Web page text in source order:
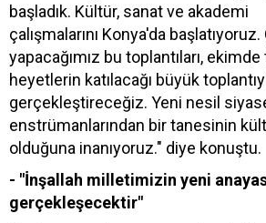
başladık. Kültür, sanat ve akademi
çalışmalarını Konya'da
yapacağımız bu toplantıları,
heyetlerin katılacağı büyük
gerçekleştireceğiz. Yeni nesil
enstrümanlarından bir tanesinin
olduğuna inanıyoruz." diye konuştu.
- "İnşallah milletimizin yeni
gerçekleşecektir"